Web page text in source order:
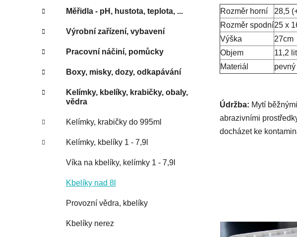
Měřidla - pH, hustota, teplota, ...
Výrobní zařízení, vybavení
Pracovní náčiní, pomůcky
Boxy, misky, dozy, odkapávání
Kelímky, kbelíky, krabičky, obaly,
vědra
Kelímky, krabičky do 995ml
Kelímky, kbelíky 1 - 7,9l
Víka na kbelíky, kelímky 1 - 7,9l
Kbelíky nad 8l
Provozní vědra, kbelíky
Kbelíky nerez
Rozměr horní
28,5
Rozměr spodní25 x
Výška
27cm
Objem
11,2
Materiál
Údržba: Mytí
abrazivními
docházet ke